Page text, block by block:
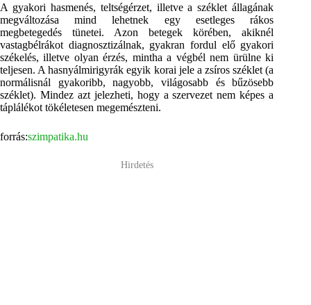
A gyakori hasmenés, teltségérzet, illetve a széklet állagának
megváltozása mind lehetnek egy esetleges rákos
megbetegedés tünetei. Azon betegek körében, akiknél
vastagbélrákot diagnosztizálnak, gyakran fordul elő gyakori
székelés, illetve olyan érzés, mintha a végbél nem ürülne ki
teljesen. A hasnyálmirigyrák egyik korai jele a zsíros széklet (a
normálisnál gyakoribb, nagyobb, világosabb és bűzösebb
széklet). Mindez azt jelezheti, hogy a szervezet nem képes a
táplálékot tökéletesen megemészteni.
forrás:szimpatika.hu
Hirdetés